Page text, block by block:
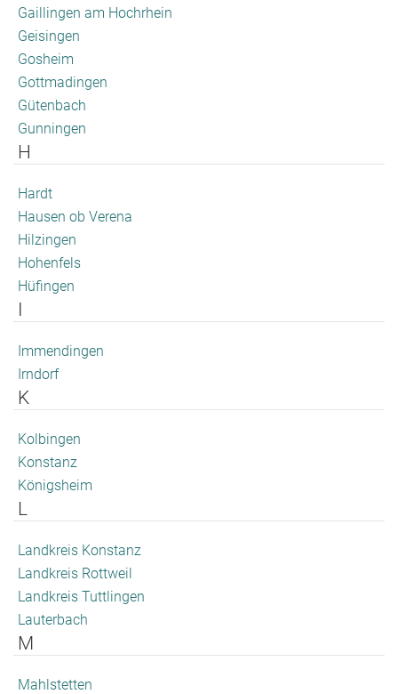
Gaillingen am Hochrhein
Geisingen
Gosheim
Gottmadingen
Gütenbach
Gunningen
H
Hardt
Hausen ob Verena
Hilzingen
Hohenfels
Hüfingen
I
Immendingen
Irndorf
K
Kolbingen
Konstanz
Königsheim
L
Landkreis Konstanz
Landkreis Rottweil
Landkreis Tuttlingen
Lauterbach
M
Mahlstetten